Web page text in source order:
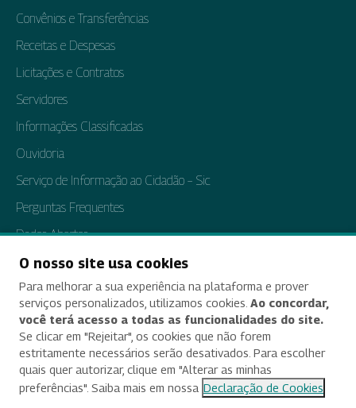
Convênios e Transferências
Receitas e Despesas
Licitações e Contratos
Servidores
Informações Classificadas
Ouvidoria
Serviço de Informação ao Cidadão – Sic
Perguntas Frequentes
Dados Abertos
Tratamento de Dados Pessoais
Transparência e Prestação de Contas
Acessibilidade
Termos de uso e aviso de privacidade
O nosso site usa cookies
Para melhorar a sua experiência na plataforma e prover
serviços personalizados, utilizamos cookies. Ao concordar,
você terá acesso a todas as funcionalidades do site.
Se clicar em "Rejeitar", os cookies que não forem
estritamente necessários serão desativados. Para escolher
quais quer autorizar, clique em "Alterar as minhas
preferências". Saiba mais em nossa Declaração de Cookies